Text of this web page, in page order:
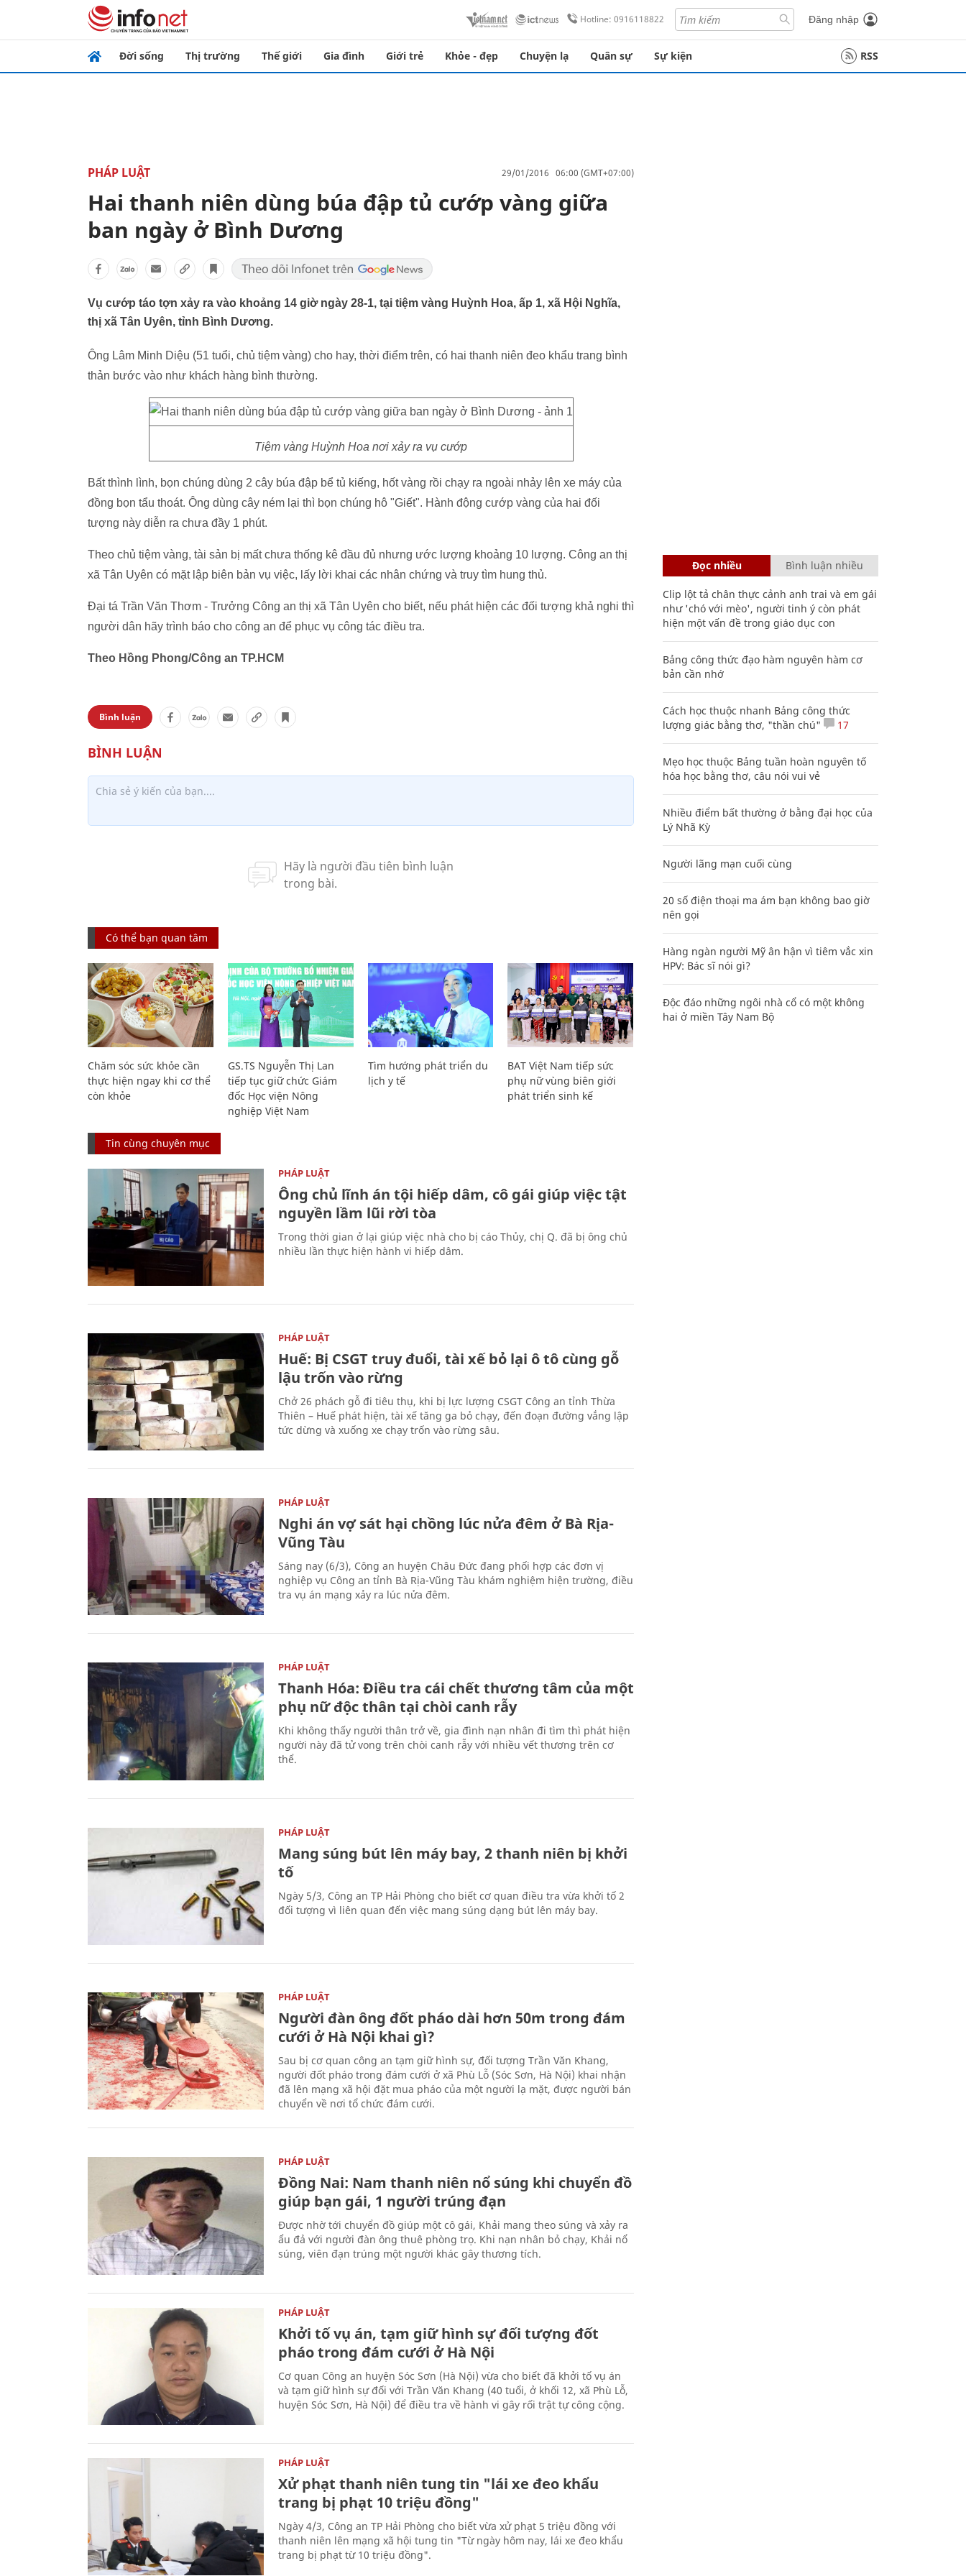
Hotline: 0916118822 Đăng nhập
Đời sống Thị trường Thế giới Gia đình Giới trẻ Khỏe - đẹp Chuyện lạ Quân sự Sự kiện RSS
PHÁP LUẬT 29/01/2016 06:00 (GMT+07:00)
Hai thanh niên dùng búa đập tủ cướp vàng giữa
ban ngày ở Bình Dương
Vụ cướp táo tợn xảy ra vào khoảng 14 giờ ngày 28-1, tại tiệm vàng Huỳnh Hoa, ấp 1, xã Hội Nghĩa,
thị xã Tân Uyên, tỉnh Bình Dương.
Ông Lâm Minh Diệu (51 tuổi, chủ tiệm vàng) cho hay, thời điểm trên, có hai thanh niên đeo khẩu trang bình
thản bước vào như khách hàng bình thường.
Tiệm vàng Huỳnh Hoa nơi xảy ra vụ cướp
Bất thình lình, bọn chúng dùng 2 cây búa đập bể tủ kiếng, hốt vàng rồi chạy ra ngoài nhảy lên xe máy của
đồng bọn tẩu thoát. Ông dùng cây ném lại thì bọn chúng hô "Giết". Hành động cướp vàng của hai đối
tượng này diễn ra chưa đầy 1 phút.
Theo chủ tiệm vàng, tài sản bị mất chưa thống kê đầu đủ nhưng ước lượng khoảng 10 lượng. Công an thị
xã Tân Uyên có mặt lập biên bản vụ việc, lấy lời khai các nhân chứng và truy tìm hung thủ.
Đại tá Trần Văn Thơm - Trưởng Công an thị xã Tân Uyên cho biết, nếu phát hiện các đối tượng khả nghi thì
người dân hãy trình báo cho công an để phục vụ công tác điều tra.
Theo Hồng Phong/Công an TP.HCM
Bình luận
Có thể bạn quan tâm
Chăm sóc sức khỏe cần
thực hiện ngay khi cơ thể
còn khỏe
GS.TS Nguyễn Thị Lan
tiếp tục giữ chức Giám
đốc Học viện Nông
nghiệp Việt Nam
Tìm hướng phát triển du
lịch y tế
BAT Việt Nam tiếp sức
phụ nữ vùng biên giới
phát triển sinh kế
Tin cùng chuyên mục
PHÁP LUẬT
Ông chủ lĩnh án tội hiếp dâm, cô gái giúp việc tật
nguyền lầm lũi rời tòa
Trong thời gian ở lại giúp việc nhà cho bị cáo Thủy, chị Q. đã bị ông chủ
nhiều lần thực hiện hành vi hiếp dâm.
PHÁP LUẬT
Huế: Bị CSGT truy đuổi, tài xế bỏ lại ô tô cùng gỗ
lậu trốn vào rừng
Chở 26 phách gỗ đi tiêu thụ, khi bị lực lượng CSGT Công an tỉnh Thừa
Thiên – Huế phát hiện, tài xế tăng ga bỏ chạy, đến đoạn đường vắng lập
tức dừng và xuống xe chạy trốn vào rừng sâu.
PHÁP LUẬT
Nghi án vợ sát hại chồng lúc nửa đêm ở Bà Rịa-
Vũng Tàu
Sáng nay (6/3), Công an huyện Châu Đức đang phối hợp các đơn vị
nghiệp vụ Công an tỉnh Bà Rịa-Vũng Tàu khám nghiệm hiện trường, điều
tra vụ án mạng xảy ra lúc nửa đêm.
PHÁP LUẬT
Thanh Hóa: Điều tra cái chết thương tâm của một
phụ nữ độc thân tại chòi canh rẫy
Khi không thấy người thân trở về, gia đình nạn nhân đi tìm thì phát hiện
người này đã tử vong trên chòi canh rẫy với nhiều vết thương trên cơ
thể.
PHÁP LUẬT
Mang súng bút lên máy bay, 2 thanh niên bị khởi
tố
Ngày 5/3, Công an TP Hải Phòng cho biết cơ quan điều tra vừa khởi tố 2
đối tượng vì liên quan đến việc mang súng dạng bút lên máy bay.
PHÁP LUẬT
Người đàn ông đốt pháo dài hơn 50m trong đám
cưới ở Hà Nội khai gì?
Sau bị cơ quan công an tạm giữ hình sự, đối tượng Trần Văn Khang,
người đốt pháo trong đám cưới ở xã Phù Lỗ (Sóc Sơn, Hà Nội) khai nhận
đã lên mạng xã hội đặt mua pháo của một người lạ mặt, được người bán
chuyển về nơi tổ chức đám cưới.
PHÁP LUẬT
Đồng Nai: Nam thanh niên nổ súng khi chuyển đồ
giúp bạn gái, 1 người trúng đạn
Được nhờ tới chuyển đồ giúp một cô gái, Khải mang theo súng và xảy ra
ẩu đả với người đàn ông thuê phòng trọ. Khi nạn nhân bỏ chạy, Khải nổ
súng, viên đạn trúng một người khác gây thương tích.
PHÁP LUẬT
Khởi tố vụ án, tạm giữ hình sự đối tượng đốt
pháo trong đám cưới ở Hà Nội
Cơ quan Công an huyện Sóc Sơn (Hà Nội) vừa cho biết đã khởi tố vụ án
và tạm giữ hình sự đối với Trần Văn Khang (40 tuổi, ở khối 12, xã Phù Lỗ,
huyện Sóc Sơn, Hà Nội) để điều tra về hành vi gây rối trật tự công cộng.
PHÁP LUẬT
Xử phạt thanh niên tung tin "lái xe đeo khẩu
trang bị phạt 10 triệu đồng"
Ngày 4/3, Công an TP Hải Phòng cho biết vừa xử phạt 5 triệu đồng với
thanh niên lên mạng xã hội tung tin "Từ ngày hôm nay, lái xe đeo khẩu
trang bị phạt từ 10 triệu đồng".
Đọc nhiều Bình luận nhiều
Clip lột tả chân thực cảnh anh trai và em gái
như 'chó với mèo', người tinh ý còn phát
hiện một vấn đề trong giáo dục con
Bảng công thức đạo hàm nguyên hàm cơ
bản cần nhớ
Cách học thuộc nhanh Bảng công thức
lượng giác bằng thơ, "thần chú"
17
Mẹo học thuộc Bảng tuần hoàn nguyên tố
hóa học bằng thơ, câu nói vui vẻ
Nhiều điểm bất thường ở bằng đại học của
Lý Nhã Kỳ
Người lãng mạn cuối cùng
20 số điện thoại ma ám bạn không bao giờ
nên gọi
Hàng ngàn người Mỹ ân hận vì tiêm vắc xin
HPV: Bác sĩ nói gì?
Độc đáo những ngôi nhà cổ có một không
hai ở miền Tây Nam Bộ